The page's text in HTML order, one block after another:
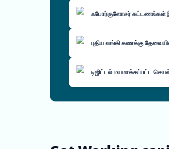
ஃபோர்குளோசர் கட்டணங்கள்
புதிய வங்கி கணக்கு
டிஜிட்டல் மயமாக்கப்பட்ட